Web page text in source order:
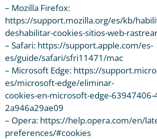
– Mozilla Firefox:
https://support.mozilla.org/es/kb/
deshabilitar-cookies-sitios-web-
– Safari: https://support.apple.com/es-
es/guide/safari/sfri11471/mac
– Microsoft Edge: https://
es/microsoft-edge/eliminar-
cookies-en-microsoft-edge-63947406-
2a946a29ae09
– Opera: https://help.opera.com/en/
preferences/#cookies